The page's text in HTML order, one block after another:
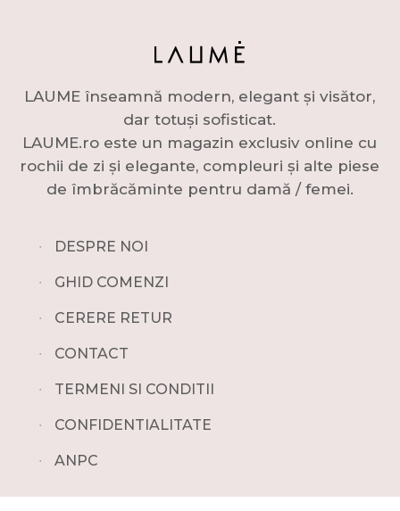
LAUME înseamnă modern, elegant și visător,
dar totuși sofisticat.
LAUME.ro este un magazin exclusiv online cu
rochii de zi și elegante, compleuri și alte piese
de îmbrăcăminte pentru damă / femei.
∙ DESPRE NOI
∙ GHID COMENZI
∙ CERERE RETUR
∙ CONTACT
∙ TERMENI SI CONDITII
∙ CONFIDENTIALITATE
∙ ANPC